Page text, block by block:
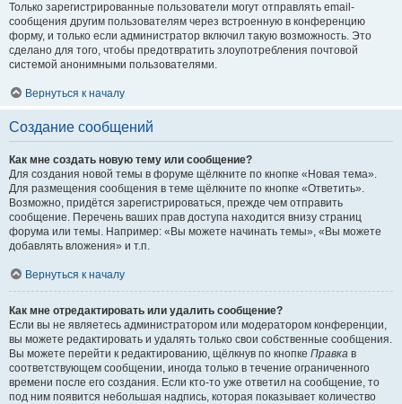
Только зарегистрированные пользователи могут отправлять email-
сообщения другим пользователям через встроенную в конференцию
форму, и только если администратор включил такую возможность. Это
сделано для того, чтобы предотвратить злоупотребления почтовой
системой анонимными пользователями.
Вернуться к началу
Создание сообщений
Как мне создать новую тему или сообщение?
Для создания новой темы в форуме щёлкните по кнопке «Новая тема».
Для размещения сообщения в теме щёлкните по кнопке «Ответить».
Возможно, придётся зарегистрироваться, прежде чем отправить
сообщение. Перечень ваших прав доступа находится внизу страниц
форума или темы. Например: «Вы можете начинать темы», «Вы можете
добавлять вложения» и т.п.
Вернуться к началу
Как мне отредактировать или удалить сообщение?
Если вы не являетесь администратором или модератором конференции,
вы можете редактировать и удалять только свои собственные сообщения.
Вы можете перейти к редактированию, щёлкнув по кнопке Правка в
соответствующем сообщении, иногда только в течение ограниченного
времени после его создания. Если кто-то уже ответил на сообщение, то
под ним появится небольшая надпись, которая показывает количество